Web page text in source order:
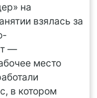
на
взялась за
—
место
в котором